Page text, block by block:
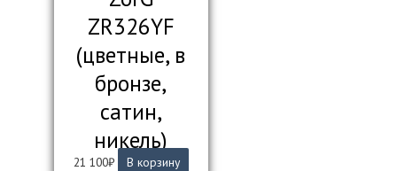
ZR326YF
(цветные, в
бронзе,
сатин,
никель)
21 100₽ В корзину